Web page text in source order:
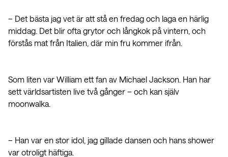
– Det bästa jag vet är att stå en fredag och laga en härlig
middag. Det blir ofta grytor och långkok på vintern, och
förstås mat från Italien, där min fru kommer ifrån.
Som liten var William ett fan av Michael Jackson. Han har
sett världsartisten live två gånger – och kan själv
moonwalka.
– Han var en stor idol, jag gillade dansen och hans shower
var otroligt häftiga.